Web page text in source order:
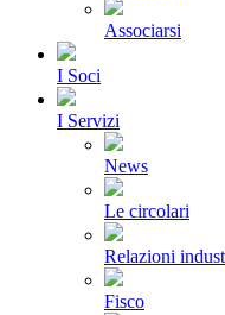
Associarsi
I Soci
I Servizi
News
Le circolari
Relazioni
Fisco